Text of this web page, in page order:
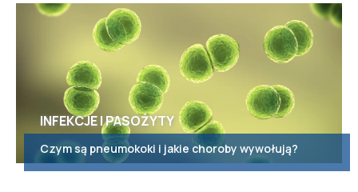
INFEKCJE I PASOŻYTY
Czym są pneumokoki i jakie choroby wywołują?